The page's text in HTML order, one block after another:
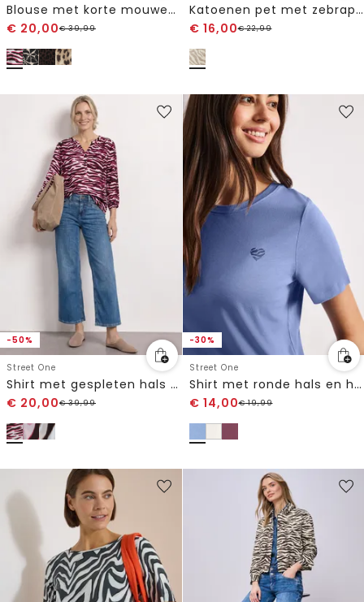
Blouse met korte mouwen, gespleten hals en print
€ 20,00€39,99
Katoenen pet met zebraprint
€ 16,00€22,99
-50%
Street One
Shirt met gespleten hals en structuurmix
€ 20,00€39,99
-30%
Street One
Shirt met ronde hals en hartdetail
€ 14,00€19,99